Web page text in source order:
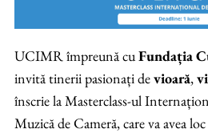
UCIMR împreună cuFundația
invită tinerii pasionați devioară,
înscrie la Masterclass-ul
Muzică de Cameră, care va avea